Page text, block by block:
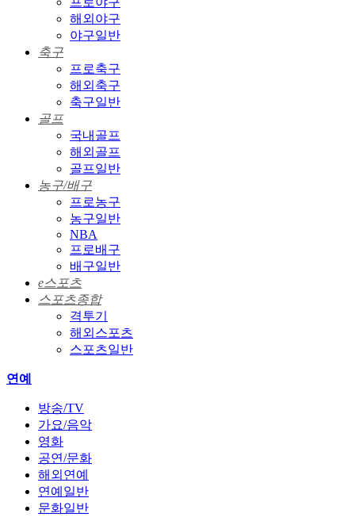
해외야구
야구일반
축구
프로축구
해외축구
축구일반
골프
국내골프
해외골프
골프일반
농구/배구
프로농구
농구일반
NBA
프로배구
배구일반
e스포츠
스포츠종합
격투기
해외스포츠
스포츠일반
연예
방송/TV
가요/음악
영화
공연/문화
해외연예
연예일반
문화일반